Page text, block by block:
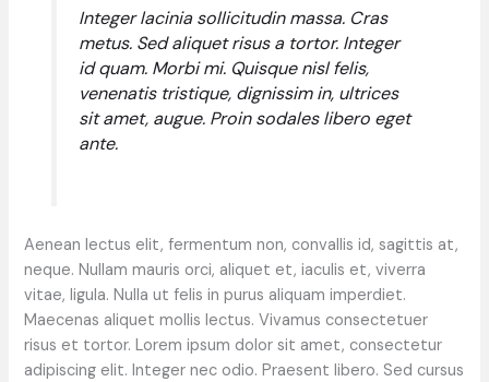
Integer lacinia sollicitudin massa. Cras
metus. Sed aliquet risus a tortor. Integer
id quam. Morbi mi. Quisque nisl felis,
venenatis tristique, dignissim in, ultrices
sit amet, augue. Proin sodales libero eget
ante.
Aenean lectus elit, fermentum non, convallis id, sagittis at,
neque. Nullam mauris orci, aliquet et, iaculis et, viverra
vitae, ligula. Nulla ut felis in purus aliquam imperdiet.
Maecenas aliquet mollis lectus. Vivamus consectetuer
risus et tortor. Lorem ipsum dolor sit amet, consectetur
adipiscing elit. Integer nec odio. Praesent libero. Sed cursus